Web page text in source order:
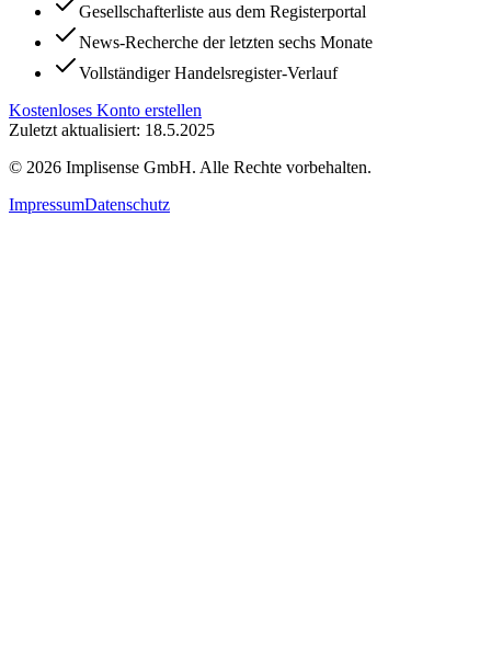
Gesellschafterliste aus dem Registerportal
News-Recherche der letzten sechs Monate
Vollständiger Handelsregister-Verlauf
Kostenloses Konto erstellen
Zuletzt aktualisiert: 18.5.2025
© 2026 Implisense GmbH. Alle Rechte vorbehalten.
ImpressumDatenschutz